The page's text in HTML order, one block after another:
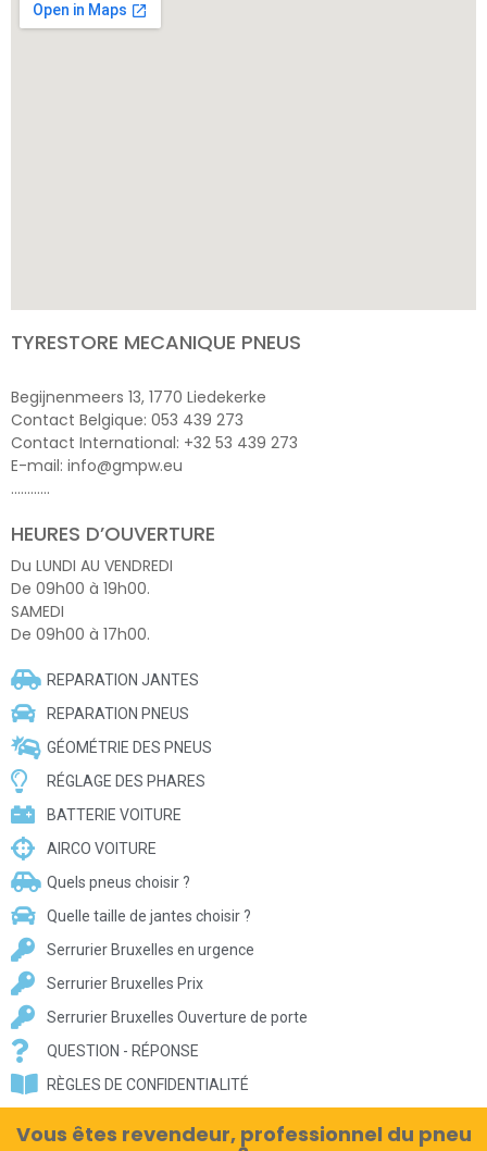
TYRESTORE MECANIQUE PNEUS
Begijnenmeers 13, 1770 Liedekerke
Contact Belgique: 053 439 273
Contact International: +32 53 439 273
E-mail: info@gmpw.eu
…………
HEURES D’OUVERTURE
Du LUNDI AU VENDREDI
De 09h00 à 19h00.
SAMEDI
De 09h00 à 17h00.
REPARATION JANTES
REPARATION PNEUS
GÉOMÉTRIE DES PNEUS
RÉGLAGE DES PHARES
BATTERIE VOITURE
AIRCO VOITURE
Quels pneus choisir ?
Quelle taille de jantes choisir ?
Serrurier Bruxelles en urgence
Serrurier Bruxelles Prix
Serrurier Bruxelles Ouverture de porte
QUESTION - RÉPONSE
RÈGLES DE CONFIDENTIALITÉ
Vous êtes revendeur, professionnel du pneu